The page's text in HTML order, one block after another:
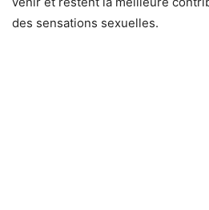
des sensations sexuelles.